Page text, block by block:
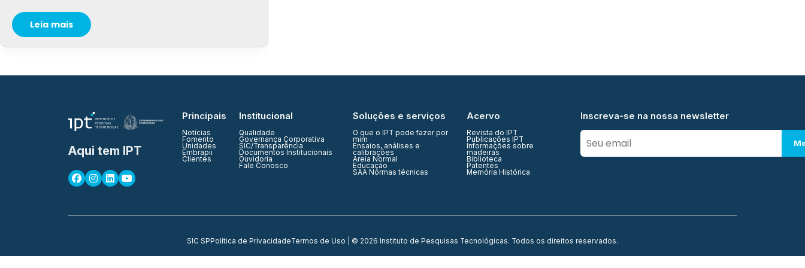
Leia mais
Aqui tem IPT
Principais
Notícias
Fomento
Unidades
Embrapii
Clientes
Institucional
Qualidade
Governança Corporativa
SIC/Transparência
Documentos Institucionais
Ouvidoria
Fale Conosco
Soluções e serviços
O que o IPT pode fazer por
mim
Ensaios, análises e
calibrações
Areia Normal
Educação
SAA Normas técnicas
Acervo
Revista do IPT
Publicações IPT
Informações sobre
madeiras
Biblioteca
Patentes
Memória Histórica
Inscreva-se na nossa newsletter
SIC SPPolítica de PrivacidadeTermos de Uso | © 2026 Instituto de Pesquisas Tecnológicas. Todos os direitos reservados.